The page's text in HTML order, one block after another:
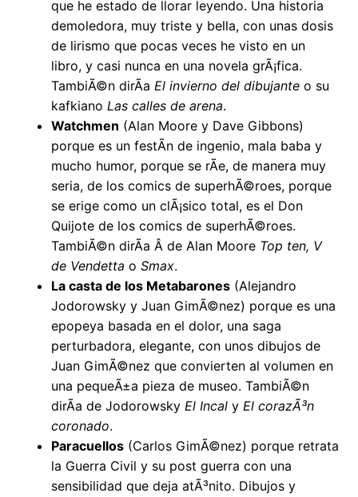
que he estado de llorar leyendo. Una historia
demoledora, muy triste y bella, con unas dosis
de lirismo que pocas veces he visto en un
libro, y casi nunca en una novela grÃ¡fica.
TambiÃ©n dirÃ­a El invierno del dibujante o su
kafkiano Las calles de arena.
Watchmen (Alan Moore y Dave Gibbons)
porque es un festÃ­n de ingenio, mala baba y
mucho humor, porque se rÃ­e, de manera muy
seria, de los comics de superhÃ©roes, porque
se erige como un clÃ¡sico total, es el Don
Quijote de los comics de superhÃ©roes.
TambiÃ©n dirÃ­a Â de Alan Moore Top ten, V
de Vendetta o Smax.
La casta de los Metabarones (Alejandro
Jodorowsky y Juan GimÃ©nez) porque es una
epopeya basada en el dolor, una saga
perturbadora, elegante, con unos dibujos de
Juan GimÃ©nez que convierten al volumen en
una pequeÃ±a pieza de museo. TambiÃ©n
dirÃ­a de Jodorowsky El Incal y El corazÃ³n
coronado.
Paracuellos (Carlos GimÃ©nez) porque retrata
la Guerra Civil y su post guerra con una
sensibilidad que deja atÃ³nito. Dibujos y